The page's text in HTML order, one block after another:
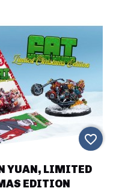
YUAN, LIMITED
EDITION
favorite_border